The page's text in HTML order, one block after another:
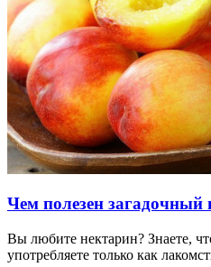
Чем полезен загадочный
Вы любите нектарин? Знаете,
употребляете только как